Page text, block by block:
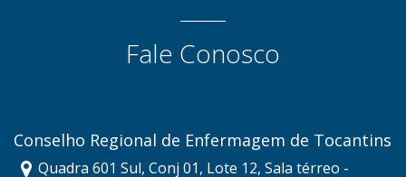
Fale Conosco
Conselho Regional de Enfermagem de Tocantins
Quadra 601 Sul, Conj 01, Lote 12, Sala térreo -